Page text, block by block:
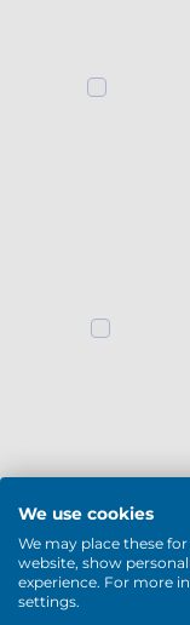
We use cookies
We may place these
website, show
experience. For more
settings.